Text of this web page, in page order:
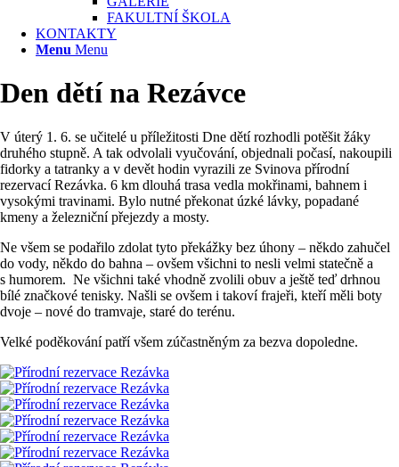
FAKULTNÍ ŠKOLA
KONTAKTY
Menu Menu
Den dětí na Rezávce
V úterý 1. 6. se učitelé u příležitosti Dne dětí rozhodli potěšit žáky
druhého stupně. A tak odvolali vyučování, objednali počasí, nakoupili
fidorky a tatranky a v devět hodin vyrazili ze Svinova přírodní
rezervací Rezávka. 6 km dlouhá trasa vedla mokřinami, bahnem i
vysokými travinami. Bylo nutné překonat úzké lávky, popadané
kmeny a železniční přejezdy a mosty.
Ne všem se podařilo zdolat tyto překážky bez úhony – někdo zahučel
do vody, někdo do bahna – ovšem všichni to nesli velmi statečně a
s humorem. Ne všichni také vhodně zvolili obuv a ještě teď drhnou
bílé značkové tenisky. Našli se ovšem i takoví frajeři, kteří měli boty
dvoje – nové do tramvaje, staré do terénu.
Velké poděkování patří všem zúčastněným za bezva dopoledne.